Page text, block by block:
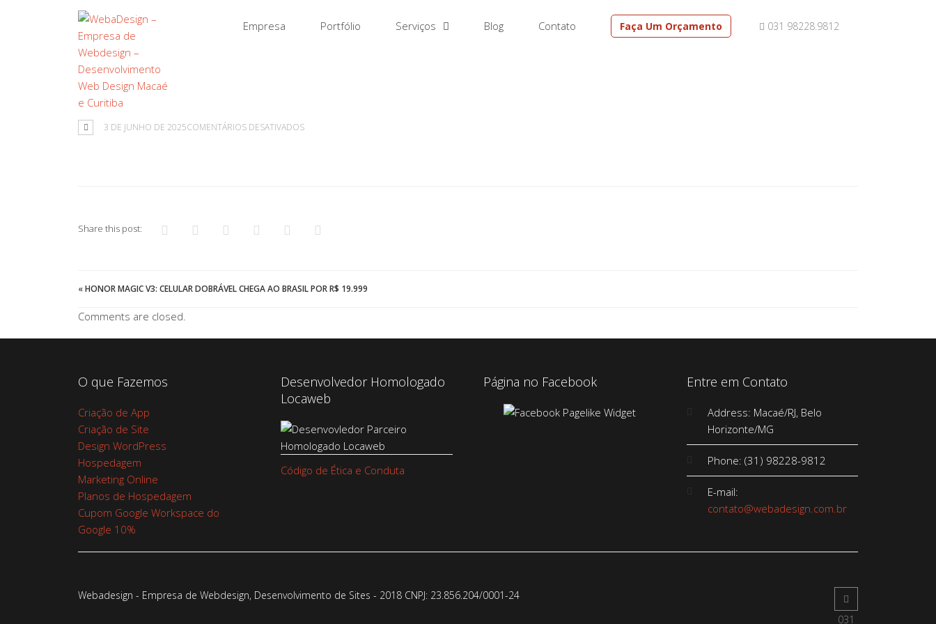
031 98228.9812
Empresa Portfólio Serviços Blog Contato Faça Um Orçamento
3 DE JUNHO DE 2025COMENTÁRIOS DESATIVADOSEM
Share this post:
«HONOR MAGIC V3: CELULAR DOBRÁVEL CHEGA AO BRASIL POR R$ 19.999
Comments are closed.
O que Fazemos
Criação de App
Criação de Site
Design WordPress
Hospedagem
Marketing Online
Planos de Hospedagem
Cupom Google Workspace do
Google 10%
Desenvolvedor Homologado
Locaweb
Código de Ética e Conduta
Página no Facebook Entre em Contato
Address: Macaé/RJ, Belo
Horizonte/MG
Phone: (31) 98228-9812
E-mail:
contato@webadesign.com.br
Webadesign - Empresa de Webdesign, Desenvolvimento de Sites - 2018 CNPJ: 23.856.204/0001-­24
031